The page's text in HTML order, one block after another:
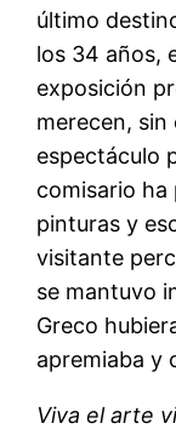
último
los 34 años,
exposición
merecen,
espectáculo
comisario
pinturas y
visitante
se mantuvo
Greco
apremiaba y
Viva el arte